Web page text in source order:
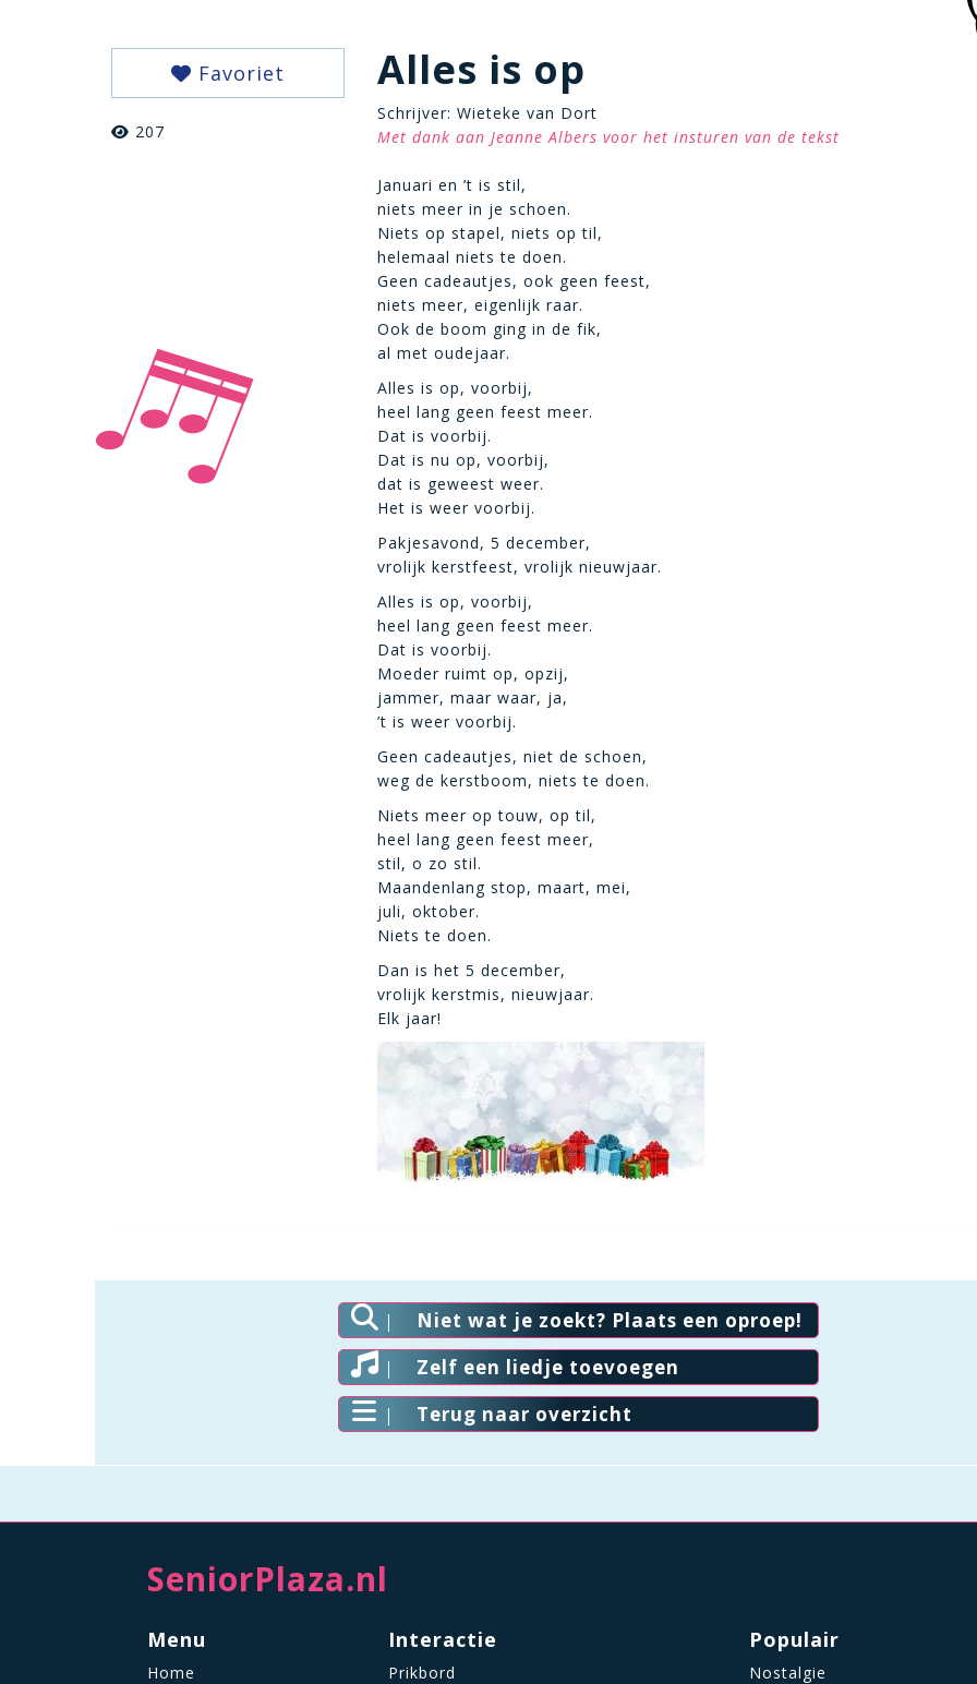
Favoriet
207
Alles is op
Schrijver: Wieteke van Dort
Met dank aan Jeanne Albers voor het insturen van de tekst
Januari en ’t is stil,
niets meer in je schoen.
Niets op stapel, niets op til,
helemaal niets te doen.
Geen cadeautjes, ook geen feest,
niets meer, eigenlijk raar.
Ook de boom ging in de fik,
al met oudejaar.
Alles is op, voorbij,
heel lang geen feest meer.
Dat is voorbij.
Dat is nu op, voorbij,
dat is geweest weer.
Het is weer voorbij.
Pakjesavond, 5 december,
vrolijk kerstfeest, vrolijk nieuwjaar.
Alles is op, voorbij,
heel lang geen feest meer.
Dat is voorbij.
Moeder ruimt op, opzij,
jammer, maar waar, ja,
’t is weer voorbij.
Geen cadeautjes, niet de schoen,
weg de kerstboom, niets te doen.
Niets meer op touw, op til,
heel lang geen feest meer,
stil, o zo stil.
Maandenlang stop, maart, mei,
juli, oktober.
Niets te doen.
Dan is het 5 december,
vrolijk kerstmis, nieuwjaar.
Elk jaar!
Niet wat je zoekt? Plaats een oproep!
Zelf een liedje toevoegen
Terug naar overzicht
SeniorPlaza.nl
Menu
Home
Interactie
Prikbord
Populair
Nostalgie